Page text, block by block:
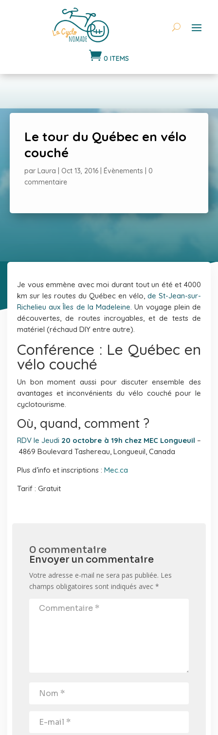
 0 ITEMS
Le tour du Québec en vélo
couché
par Laura Oct 13, 2016 Évènements
0
commentaire
Je vous emmène avec moi durant tout un été et 4000
km sur les routes du Québec en vélo, de St-Jean-sur-
Richelieu aux Îles de la Madeleine. Un voyage plein de
découvertes, de routes incroyables, et de tests de
matériel (réchaud DIY entre autre).
Conférence : Le Québec en
vélo couché
Un bon moment aussi pour discuter ensemble des
avantages et inconvénients du vélo couché pour le
cyclotourisme.
Où, quand, comment ?
RDV le Jeudi 20 octobre à 19h chez MEC Longueuil –
4869 Boulevard Tashereau, Longueuil, Canada
Plus d’info et inscriptions : Mec.ca
Tarif : Gratuit
0 commentaire
Envoyer un commentaire
Votre adresse e-mail ne sera pas publiée. Les
champs obligatoires sont indiqués avec *